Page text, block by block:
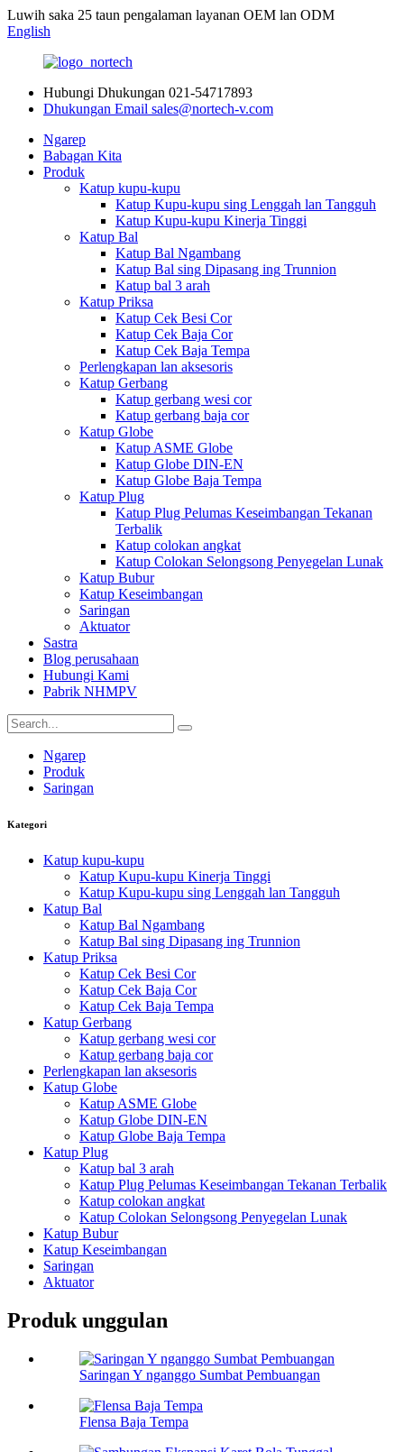
Luwih saka 25 taun pengalaman layanan OEM lan ODM
English
Hubungi Dhukungan 021-54717893
Dhukungan Email sales@nortech-v.com
Ngarep
Babagan Kita
Produk
Katup kupu-kupu
Katup Kupu-kupu sing Lenggah lan Tangguh
Katup Kupu-kupu Kinerja Tinggi
Katup Bal
Katup Bal Ngambang
Katup Bal sing Dipasang ing Trunnion
Katup bal 3 arah
Katup Priksa
Katup Cek Besi Cor
Katup Cek Baja Cor
Katup Cek Baja Tempa
Perlengkapan lan aksesoris
Katup Gerbang
Katup gerbang wesi cor
Katup gerbang baja cor
Katup Globe
Katup ASME Globe
Katup Globe DIN-EN
Katup Globe Baja Tempa
Katup Plug
Katup Plug Pelumas Keseimbangan Tekanan
Terbalik
Katup colokan angkat
Katup Colokan Selongsong Penyegelan Lunak
Katup Bubur
Katup Keseimbangan
Saringan
Aktuator
Sastra
Blog perusahaan
Hubungi Kami
Pabrik NHMPV
Ngarep
Produk
Saringan
Kategori
Katup kupu-kupu
Katup Kupu-kupu Kinerja Tinggi
Katup Kupu-kupu sing Lenggah lan Tangguh
Katup Bal
Katup Bal Ngambang
Katup Bal sing Dipasang ing Trunnion
Katup Priksa
Katup Cek Besi Cor
Katup Cek Baja Cor
Katup Cek Baja Tempa
Katup Gerbang
Katup gerbang wesi cor
Katup gerbang baja cor
Perlengkapan lan aksesoris
Katup Globe
Katup ASME Globe
Katup Globe DIN-EN
Katup Globe Baja Tempa
Katup Plug
Katup bal 3 arah
Katup Plug Pelumas Keseimbangan Tekanan Terbalik
Katup colokan angkat
Katup Colokan Selongsong Penyegelan Lunak
Katup Bubur
Katup Keseimbangan
Saringan
Aktuator
Produk unggulan
Saringan Y nganggo Sumbat Pembuangan
Flensa Baja Tempa